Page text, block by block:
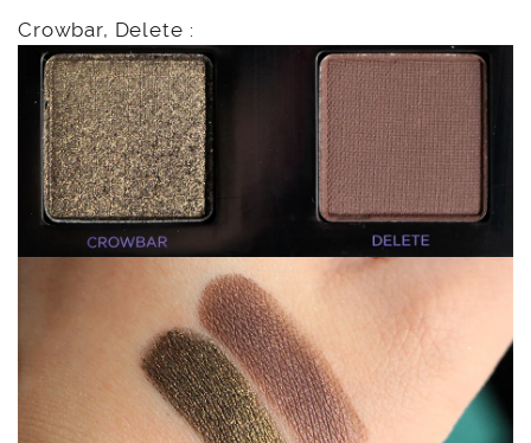
Crowbar, Delete :